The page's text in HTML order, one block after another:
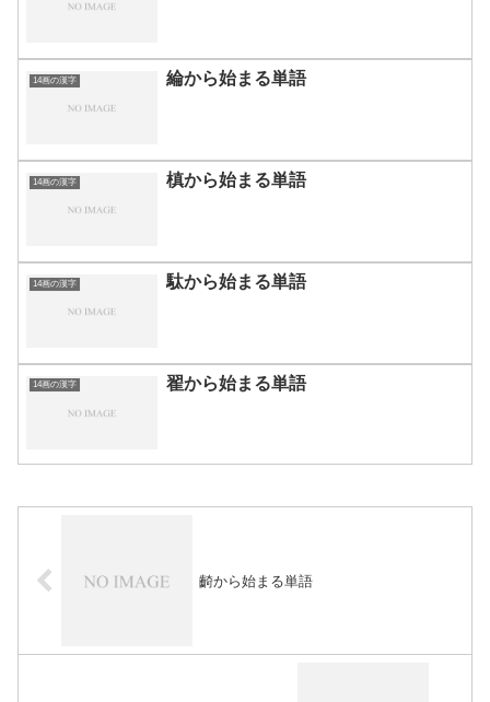
14画の漢字 綸から始まる単語
14画の漢字 槙から始まる単語
14画の漢字 駄から始まる単語
14画の漢字 翟から始まる単語
齮から始まる単語